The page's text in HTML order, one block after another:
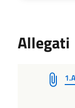
Allegati